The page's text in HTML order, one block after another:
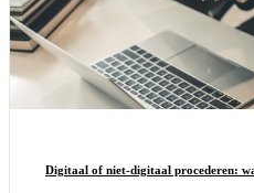
Digitaal of niet-digitaal procederen: